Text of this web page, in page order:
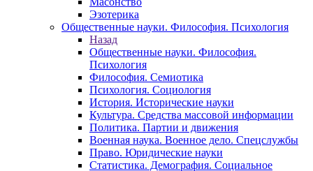
Эзотерика
Общественные науки. Философия. Психология
Назад
Общественные науки. Философия.
Психология
Философия. Семиотика
Психология. Социология
История. Исторические науки
Культура. Средства массовой информации
Политика. Партии и движения
Военная наука. Военное дело. Спецслужбы
Право. Юридические науки
Статистика. Демография. Социальное